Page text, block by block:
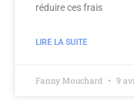
réduire ces frais
LIRE LA SUITE
Fanny Mouchard 9